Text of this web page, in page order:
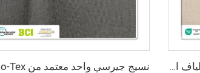
OEM&ODM قماش جيرسي صديق للبيئة من ألياف الخيزران 100٪، مقاوم للبكتيريا، ويمتص الرطوبة، وذو خصائص تنفس عالية مناسب للملابس والنسيج الجاهز